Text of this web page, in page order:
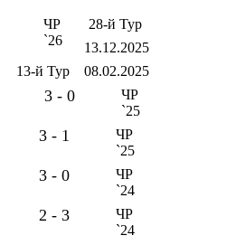
ЧР
`26
28-й Тур
13.12.2025
13-й Тур 08.02.2025
3 - 0
ЧР
`25
3 - 1
ЧР
`25
3 - 0
ЧР
`24
2 - 3
ЧР
`24